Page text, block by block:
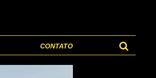
CONTATO